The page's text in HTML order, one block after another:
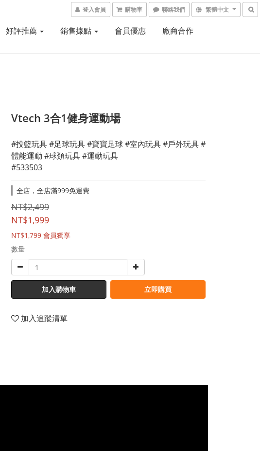
登入會員 購物車 聯絡我們 繁體中文
好評推薦 銷售據點 會員優惠 廠商合作
Vtech 3合1健身運動場
#投籃玩具 #足球玩具 #寶寶足球 #室內玩具 #戶外玩具 #
體能運動 #球類玩具 #運動玩具
#533503
全店，全店滿999免運費
NT$2,499
NT$1,999
NT$1,799 會員獨享
數量
加入購物車 立即購買
加入追蹤清單